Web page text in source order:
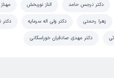
دکتر نرجس حامد الناز نوربخش
زهرا رحمتی دکتر ولی اله سرمایه دکتر
دکتر مهدی صادقیان خوراسگانی